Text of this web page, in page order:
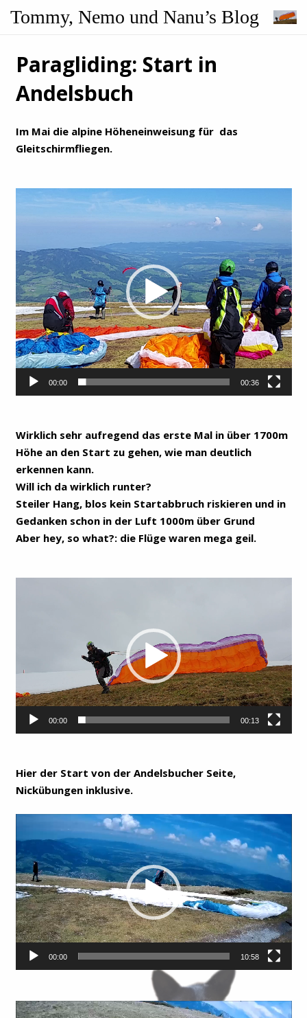
Tommy, Nemo und Nanu’s Blog
Paragliding: Start in
Andelsbuch
Im Mai die alpine Höheneinweisung für das
Gleitschirmfliegen.
Video-
00:00 00:36
Wirklich sehr aufregend das erste Mal in über 1700m
Höhe an den Start zu gehen, wie man deutlich
erkennen kann.
Will ich da wirklich runter?
Steiler Hang, blos kein Startabbruch riskieren und in
Gedanken schon in der Luft 1000m über Grund
Aber hey, so what?: die Flüge waren mega geil.
00:00 00:13
Hier der Start von der Andelsbucher Seite,
Nickübungen inklusive.
Player
00:00 10:58
Video-